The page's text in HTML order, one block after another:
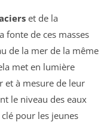
et de la
fonte de ces masses
de la mer de la même
met en lumière
et à mesure de leur
le niveau des eaux
pour les jeunes